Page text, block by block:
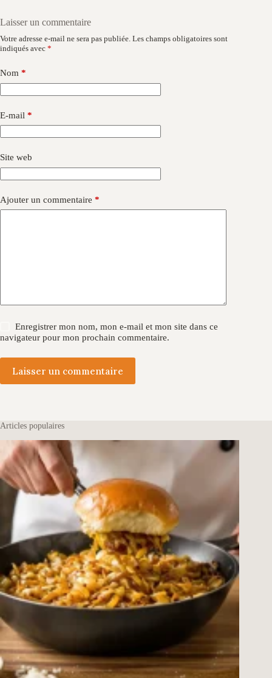
Laisser un commentaire
Votre adresse e-mail ne sera pas publiée. Les champs obligatoires sont
indiqués avec *
Nom *
E-mail *
Site web
Ajouter un commentaire *
Enregistrer mon nom, mon e-mail et mon site dans ce
navigateur pour mon prochain commentaire.
Laisser un commentaire
Articles populaires